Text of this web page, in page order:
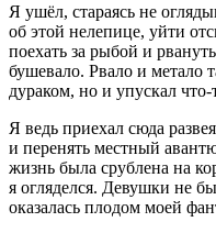
Я ушёл, стараясь не
об этой нелепице, уйти
поехать за рыбой и
бушевало. Рвало и метало
дураком, но и упускал
Я ведь приехал сюда
и перенять местный
жизнь была срублена на
я огляделся. Девушки не
оказалась плодом моей